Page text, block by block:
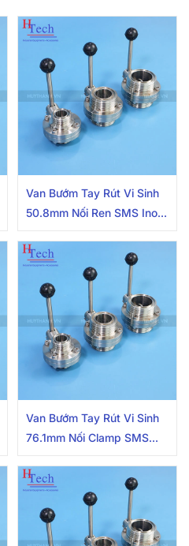
Van Bướm Tay Rút Vi Sinh
50.8mm Nối Ren SMS Inox
Van Bướm Tay Rút Vi Sinh
76.1mm Nối Clamp SMS